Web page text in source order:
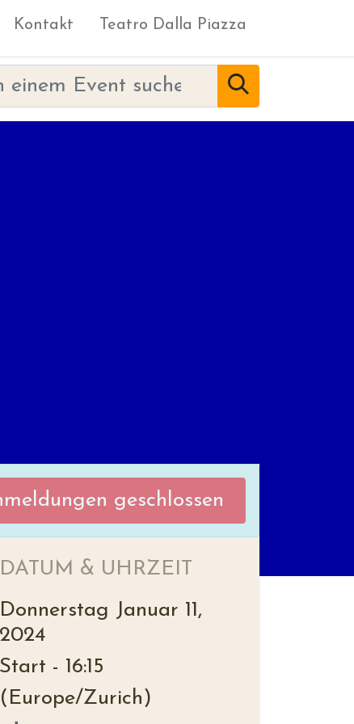
Kontakt Teatro Dalla Piazza
geschlossen
DATUM & UHRZEIT
Donnerstag Januar 11,
2024
Start - 16:15
( Europe/Zurich )